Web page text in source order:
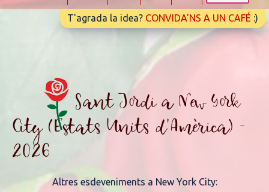
T'agrada la idea? CONVIDA'NS A UN CAFÉ :)
Sant Jordi a New York
City (Estats Units d'Amèrica) -
2026
Altres esdeveniments a New York City: